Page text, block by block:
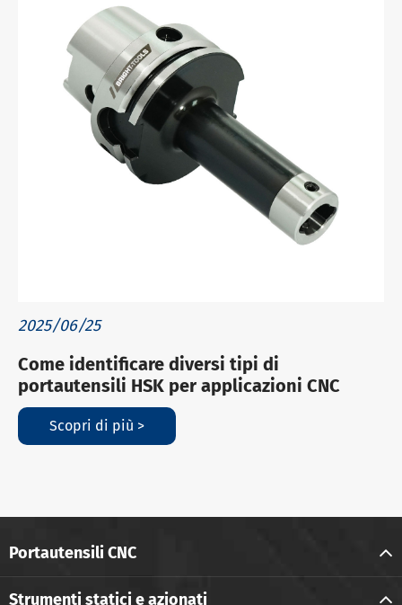
2025/06/25
Come identificare diversi tipi di
portautensili HSK per applicazioni CNC
Scopri di più >
Portautensili CNC
Strumenti statici e azionati